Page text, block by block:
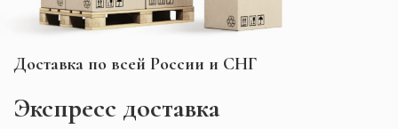
Доставка по всей России и СНГ
Экспресс доставка